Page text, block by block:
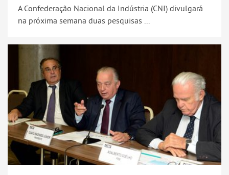
A Confederação Nacional da Indústria (CNI) divulgará
na próxima semana duas pesquisas ...